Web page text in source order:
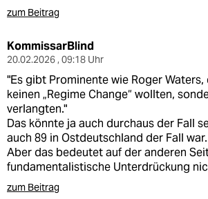
zum Beitrag
KommissarBlind
20.02.2026 , 09:18 Uhr
"Es gibt Prominente wie Roger
keinen „Regime Change“ wollten,
verlangten."
Das könnte ja auch durchaus der Fall
auch 89 in Ostdeutschland der Fall war.
Aber das bedeutet auf der anderen
fundamentalistische Unterdrückung
zum Beitrag